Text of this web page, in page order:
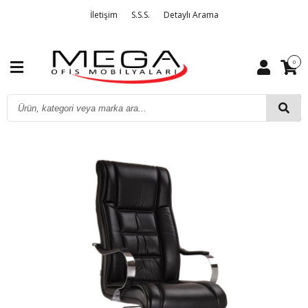
İletişim S.S.S. Detaylı Arama
0